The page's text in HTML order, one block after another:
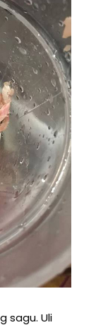
sagu. Uli